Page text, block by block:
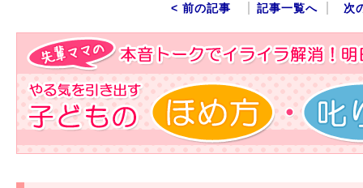
< 前の記事 記事一覧へ 次